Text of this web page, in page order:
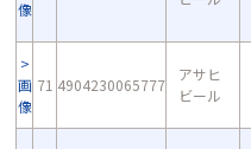
像
画
像
71 4904230065777
アサヒ
ビール